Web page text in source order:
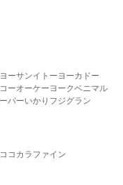
ーサンイトーヨーカドー
ーオーケー ヨークベニマル
パーいかり フジグラン
ココカラファイン